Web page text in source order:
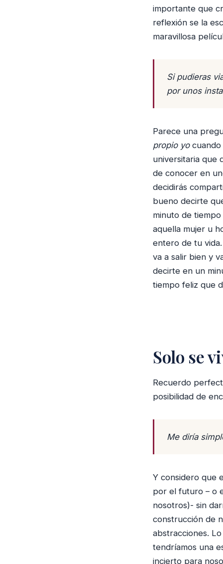
importante que
reflexión se la
maravillosa
Si pudieras
por unos
Parece una
propio yocuando
universitaria que
de conocer en
decidirás
bueno decirte
minuto de
aquella mujer u
entero de tu
va a salir bien y
decirte en un
tiempo feliz que
Solo se
Recuerdo
posibilidad de
Me diría
Y considero que
por el futuro – o
nosotros)- sin
construcción de
abstracciones.
tendríamos una
incierto para